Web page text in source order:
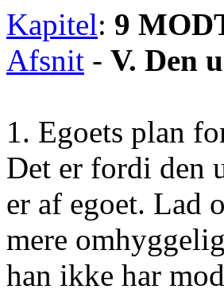
Kapitel: 9
Afsnit - V. Den
1. Egoets plan
Det er fordi den
er af egoet. Lad
mere
han ikke har